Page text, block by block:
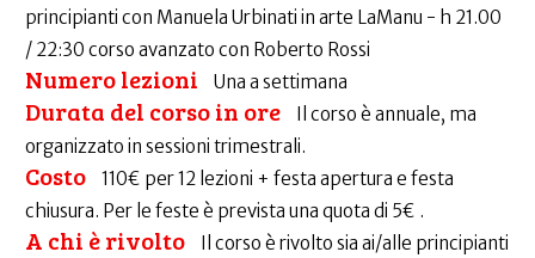
principianti con Manuela Urbinati in arte LaManu - h 21.00
/ 22:30 corso avanzato con Roberto Rossi
Numero lezioni Una a settimana
Durata del corso in ore
Il corso è annuale, ma
organizzato in sessioni trimestrali.
Costo
110€ per 12 lezioni + festa apertura e festa
chiusura. Per le feste è prevista una quota di 5€ .
A chi è rivolto
Il corso è rivolto sia ai/alle principianti